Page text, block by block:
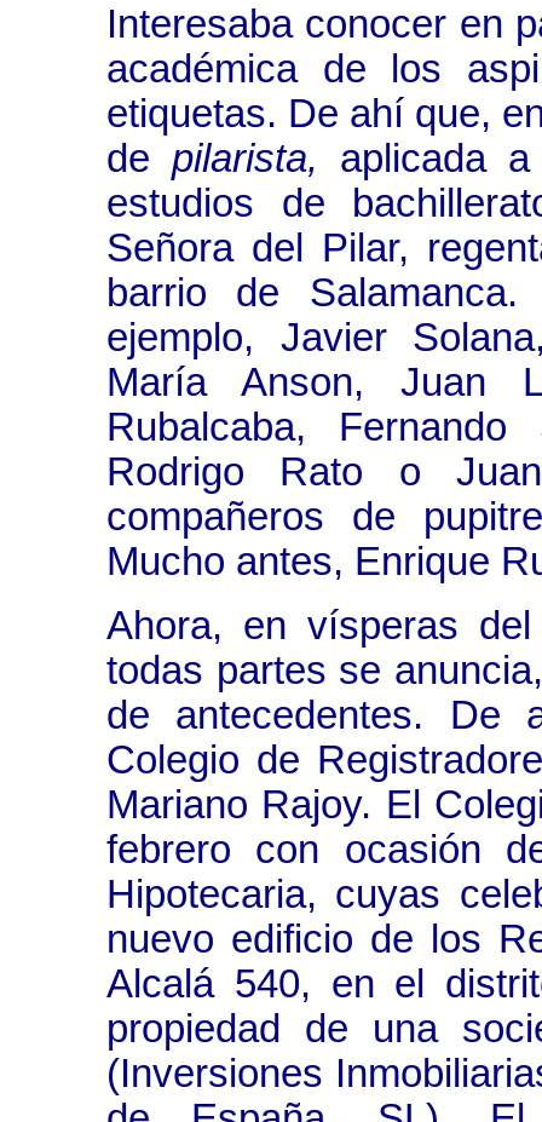
Interesaba conocer en
académica de los
etiquetas. De ahí que,
de pilarista, aplicada
estudios de
Señora del Pilar,
barrio de
ejemplo, Javier
María Anson, Juan
Rubalcaba,
Rodrigo Rato o
compañeros de
Mucho antes, Enrique
Ahora, en vísperas
todas partes se
de antecedentes. De
Colegio de
Mariano Rajoy. El
febrero con ocasión
Hipotecaria, cuyas
nuevo edificio de los
Alcalá 540, en el
propiedad de una
(Inversiones